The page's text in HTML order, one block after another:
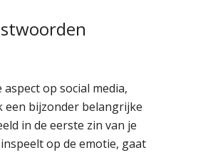
op social media,
een bijzonder belangrijke
in de eerste zin van je
op de emotie, gaat